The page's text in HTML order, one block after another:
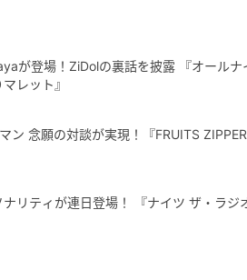
が登場！ZiDolの裏話を披露 『オールナ
レット』
ン 念願の対談が実現！『FRUITS
リティが連日登場！ 『ナイツ ザ・ラジ